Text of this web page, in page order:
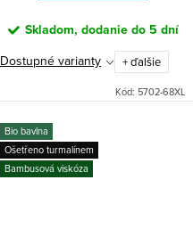
Skladom, dodanie do 5 dní
Dostupné varianty + ďalšie
Kód: 5702-68XL
Bio bavlna
Ošetřeno turmalínem
Bambusová viskóza